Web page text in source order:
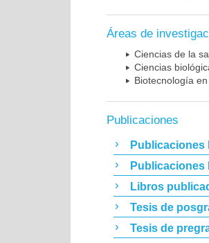
Áreas de
Ciencias de la
Ciencias
Biotecnología
Publicaciones
Publicaciones
Publicaciones
Libros
Tesis de
Tesis de